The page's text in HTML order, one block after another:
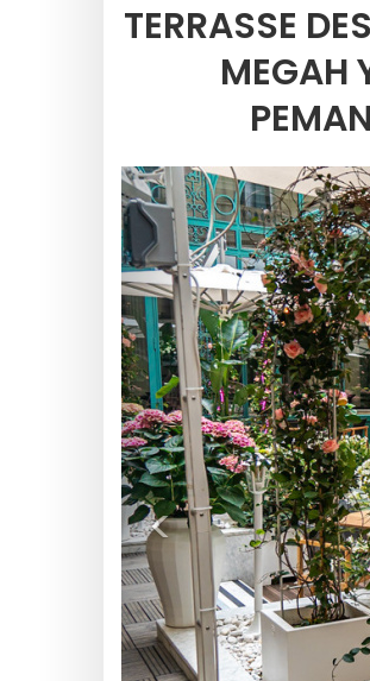
TERRASSE
MEGAH
<